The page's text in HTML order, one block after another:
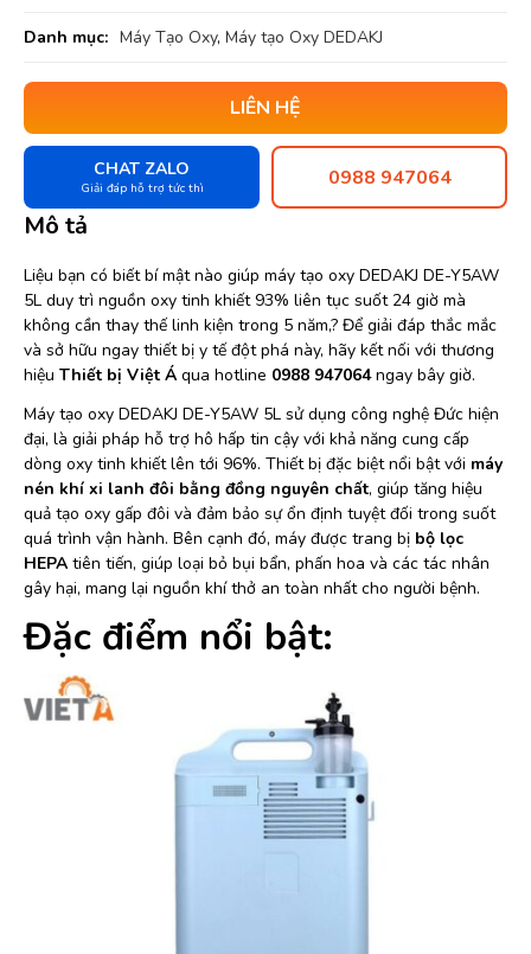
Danh mục: Máy Tạo Oxy, Máy tạo Oxy DEDAKJ
LIÊN HỆ
CHAT ZALO
Giải đáp hỗ trợ tức thì 0988 947064
Mô tả
Liệu bạn có biết bí mật nào giúp máy tạo oxy DEDAKJ DE-Y5AW
5L duy trì nguồn oxy tinh khiết 93% liên tục suốt 24 giờ mà
không cần thay thế linh kiện trong 5 năm,? Để giải đáp thắc mắc
và sở hữu ngay thiết bị y tế đột phá này, hãy kết nối với thương
hiệu Thiết bị Việt Á qua hotline 0988 947064ngay bây giờ.
Máy tạo oxy DEDAKJ DE-Y5AW 5L sử dụng công nghệ Đức hiện
đại, là giải pháp hỗ trợ hô hấp tin cậy với khả năng cung cấp
dòng oxy tinh khiết lên tới 96%. Thiết bị đặc biệt nổi bật với máy
nén khí xi lanh đôi bằng đồng nguyên chất, giúp tăng hiệu
quả tạo oxy gấp đôi và đảm bảo sự ổn định tuyệt đối trong suốt
quá trình vận hành. Bên cạnh đó, máy được trang bị bộ lọc
HEPA tiên tiến, giúp loại bỏ bụi bẩn, phấn hoa và các tác nhân
gây hại, mang lại nguồn khí thở an toàn nhất cho người bệnh.
Đặc điểm nổi bật: